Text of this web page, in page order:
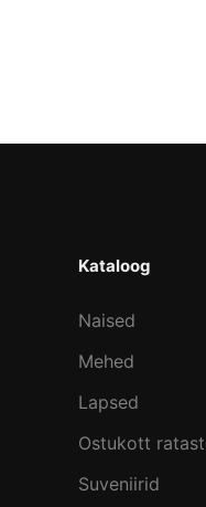
Kataloog
Naised
Mehed
Lapsed
Ostukott
Suveniirid